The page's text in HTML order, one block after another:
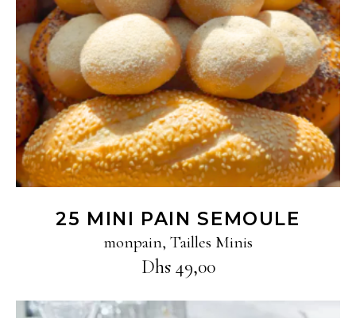
Ajouter au panier
25 MINI PAIN SEMOULE
monpain, Tailles Minis
Dhs49,00